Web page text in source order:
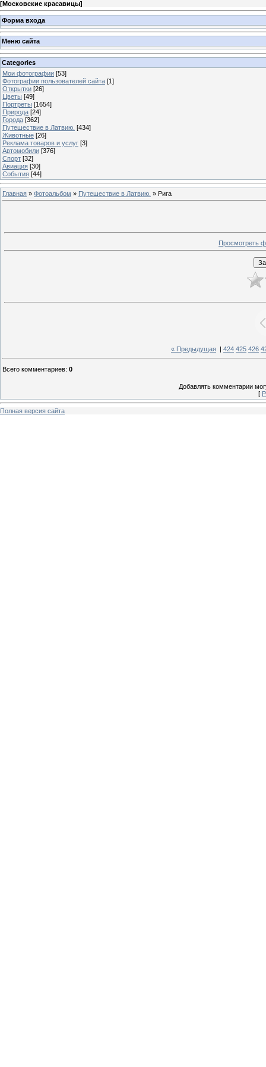
[Московские красавицы]
Форма входа
Меню сайта
Categories
Мои фотографии [53]
Фотографии пользователей сайта [1]
Открытки [26]
Цветы [49]
Портреты [1654]
Природа [24]
Города [362]
Путешествие в Латвию. [434]
Животные [26]
Реклама товаров и услуг [3]
Автомобили [376]
Спорт [32]
Авиация [30]
События [44]
Главная » Фотоальбом » Путешествие в Латвию. » Рига
Просмотреть
« Предыдущая 424 425 426
Всего комментариев: 0
Добавлять комментарии
[
Полная версия сайта